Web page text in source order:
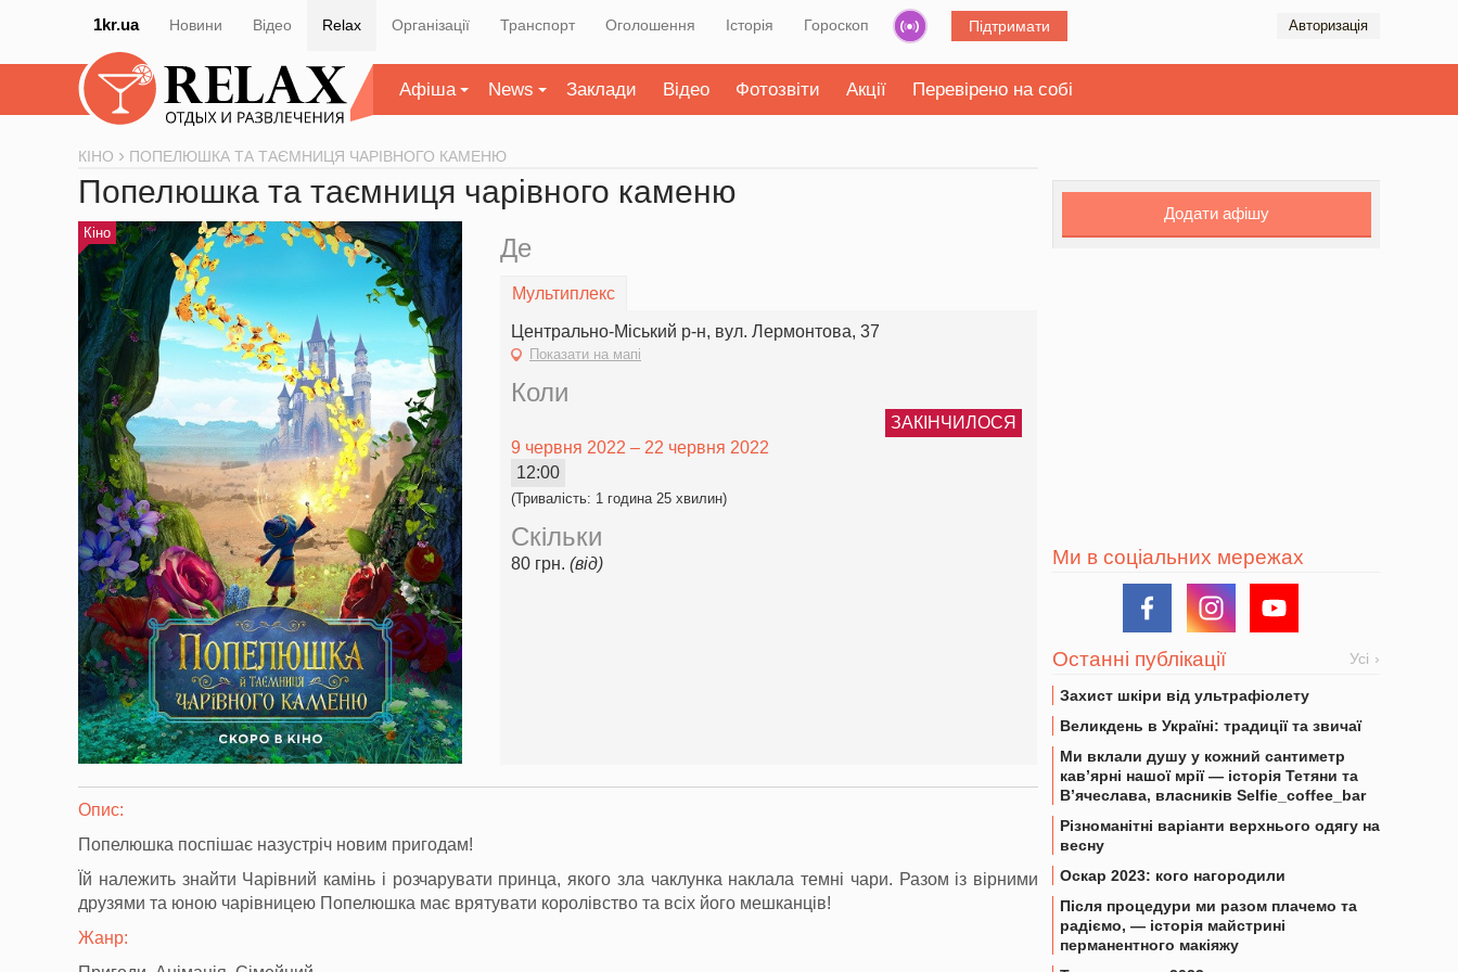
1kr.ua Новини Відео Relax Організації Транспорт Оголошення Історія Гороскоп Підтримати Авторизація
Афіша News Заклади Відео Фотозвіти Акції Перевірено на собі
КІНО ПОПЕЛЮШКА ТА ТАЄМНИЦЯ ЧАРІВНОГО КАМЕНЮ
Попелюшка та таємниця чарівного каменю
Кіно
Де
Мультиплекс
Центрально-Міський р-н, вул. Лермонтова, 37
Показати на мапі
Коли
ЗАКІНЧИЛОСЯ
9 червня 2022 – 22 червня 2022
12:00
(Тривалість: 1 година 25 хвилин)
Скільки
80 грн. (від)
Опис:
Попелюшка поспішає назустріч новим пригодам!
Їй належить знайти Чарівний камінь і розчарувати принца, якого зла чаклунка наклала темні чари. Разом із вірними
друзями та юною чарівницею Попелюшка має врятувати королівство та всіх його мешканців!
Жанр:
Додати афішу
Ми в соціальних мережах
Останні публікації Усі
Захист шкіри від ультрафіолету
Великдень в Україні: традиції та звичаї
Ми вклали душу у кожний сантиметр
кав’ярні нашої мрії — історія Тетяни та
В’ячеслава, власників Selfie_coffee_bar
Різноманітні варіанти верхнього одягу на
весну
Оскар 2023: кого нагородили
Після процедури ми разом плачемо та
радіємо, — історія майстрині
перманентного макіяжу